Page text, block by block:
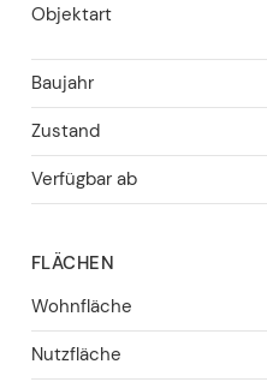
Objektart
Baujahr
Zustand
Verfügbar ab
FLÄCHEN
Wohnfläche
Nutzfläche